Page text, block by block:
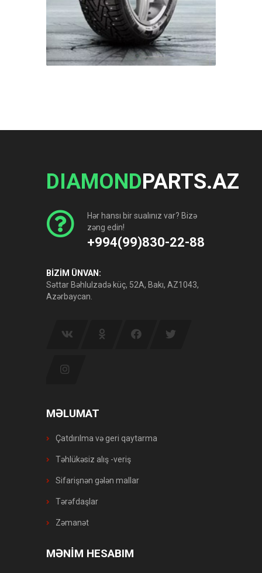
DIAMONDPARTS.AZ
Hər hansı bir sualınız var? Bizə
zəng edin!
+994(99)830-22-88
BİZİM ÜNVAN:
Səttar Bəhlulzadə küç, 52A, Bakı, AZ1043,
Azərbaycan.
MƏLUMAT
Çatdırılma və geri qaytarma
Təhlükəsiz alış -veriş
Sifarişnən gələn mallar
Tərəfdaşlar
Zəmanət
MƏNİM HESABIM